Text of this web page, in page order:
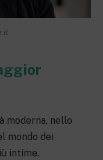
moderna, nello
mondo dei
intime.